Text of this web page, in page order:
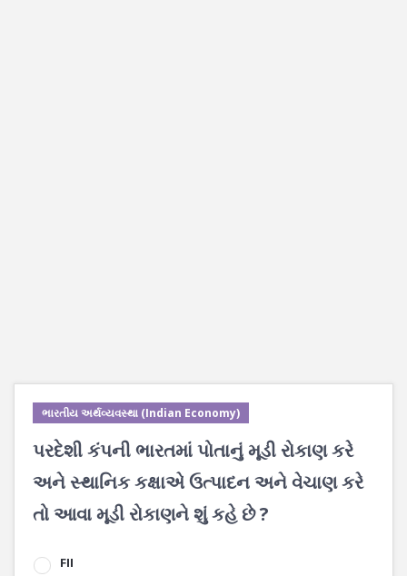
ભારતીય અર્થવ્યવસ્થા (Indian Economy)
પરદેશી કંપની ભારતમાં પોતાનું મૂડી રોકાણ કરે
અને સ્થાનિક કક્ષાએ ઉત્પાદન અને વેચાણ કરે
તો આવા મૂડી રોકાણને શું કહે છે ?
FII